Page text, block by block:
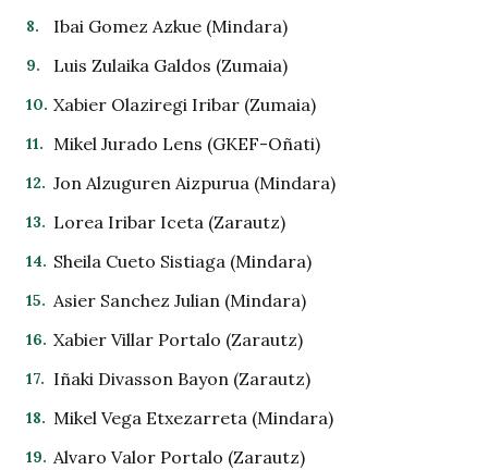
Ibai Gomez Azkue (Mindara)
Luis Zulaika Galdos (Zumaia)
Xabier Olaziregi Iribar (Zumaia)
Mikel Jurado Lens (GKEF-Oñati)
Jon Alzuguren Aizpurua (Mindara)
Lorea Iribar Iceta (Zarautz)
Sheila Cueto Sistiaga (Mindara)
Asier Sanchez Julian (Mindara)
Xabier Villar Portalo (Zarautz)
Iñaki Divasson Bayon (Zarautz)
Mikel Vega Etxezarreta (Mindara)
Alvaro Valor Portalo (Zarautz)